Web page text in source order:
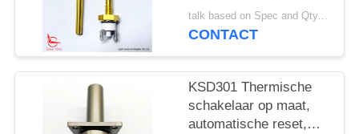
verwarmingsapparatuurtalk based on Spec and Qty. MOQ:1000 stuks
CONTACT
KSD301 Thermische
schakelaar op maat,
automatische reset,